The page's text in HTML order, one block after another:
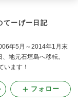
てーげー日記
年5月～2014年1月末
地元石垣島へ移転。
います！
フォロー